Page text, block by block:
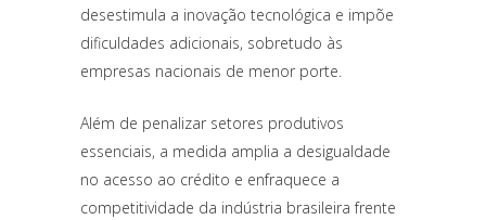
desestimula a inovação tecnológica e impõe
dificuldades adicionais, sobretudo às
empresas nacionais de menor porte.
Além de penalizar setores produtivos
essenciais, a medida amplia a desigualdade
no acesso ao crédito e enfraquece a
competitividade da indústria brasileira frente